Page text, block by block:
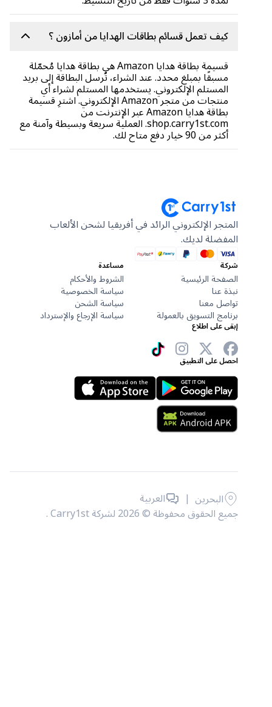
كيف تعمل قسائم بطاقات الهدايا من أمازون ؟
قسيمة بطاقة هدايا Amazon هي بطاقة هدايا مُحمّلة
مسبقًا بمبلغ محدد. عند الشراء، تُرسل البطاقة إلى بريد
المستلم الإلكتروني. يستخدمها المستلم لشراء أي
منتجات من متجر Amazon الإلكتروني. اشترِ قسيمة
بطاقة هدايا Amazon عبر الإنترنت من
shop.carry1st.com. العملية سريعة وبسيطة وآمنة مع
أكثر من 90 خيار دفع متاح لك.
المتجر الإلكتروني الرائد في أفريقيا لشحن الألعاب
المفضلة لديك.
الصفحة الرئيسية
نبذة عنا
تواصل معنا
برنامج التسويق بالعمولة
مساعدة
الشروط والأحكام
سياسة الخصوصية
سياسة الشحن
سياسة الإرجاع والإسترداد
إبقى على اطلاع
احصل على التطبيق
جميع الحقوق محفوظة © 2026 لشركة Carry1st .
البحرين | العربية